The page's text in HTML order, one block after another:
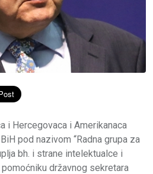
i Hercegovaca i Amerikanaca
pod nazivom “Radna grupa za
bh. i strane intelektualce i
državnog sekretara